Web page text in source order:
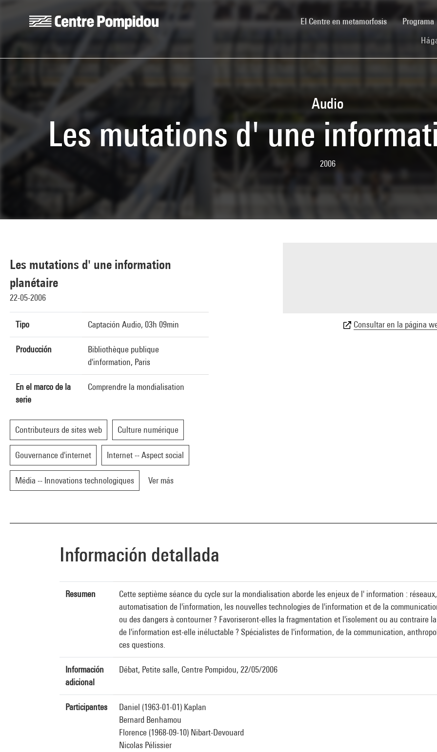
El Centre en metamorfosis(current)Programa
Audio
Les mutations d' une
2006
Les mutations d' une information
planétaire
22-05-2006
Tipo Captación Audio, 03h 09min
Producción
Bibliothèque publique
d'information, Paris
En el marco de la
serie
Comprendre la mondialisation
Contributeurs de sites web Culture numérique
Gouvernance d'internet Internet -- Aspect social
Média -- Innovations technologiques Ver más
Consultar en la página
Información detallada
Resumen
Cette septième séance du cycle sur la mondialisation aborde les enjeux de l' information :
automatisation de l'information, les nouvelles technologies de l'information et de la
ou des dangers à contourner ? Favoriseront-elles la fragmentation et l'isolement ou au contraire
de l'information est-elle inéluctable ? Spécialistes de l'information, de la communication,
ces questions.
Información
adicional
Débat, Petite salle, Centre Pompidou, 22/05/2006
Participantes
Daniel (1963-01-01) Kaplan
Bernard Benhamou
Florence (1968-09-10) Nibart-Devouard
Nicolas Pélissier